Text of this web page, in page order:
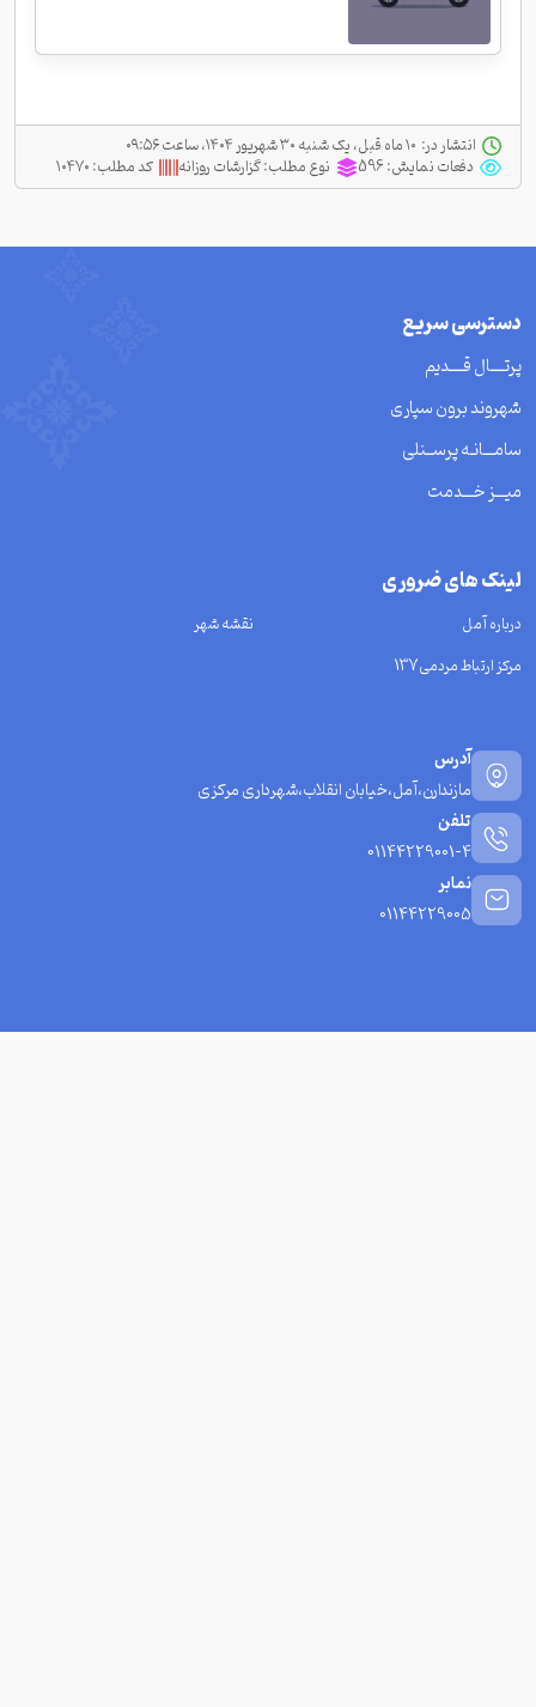
انتشار در:
دفعات نمایش:596 نوع مطلب:گزارشات روزانه کد مطلب:۱۰۴۷۰
دسترسی سریع
پرتــــال قــــدیم
شهروند برون سپاری
سامـــانـه پرســنلی
میـــز خـــدمت
لینک های ضروری
درباره آمل
نقشه شهر
مرکز ارتباط مردمی137
آدرس
مازندارن،آمل،خیابان انقلاب،شهرداری مرکزی
تلفن
01144229001-4
نمابر
01144229005